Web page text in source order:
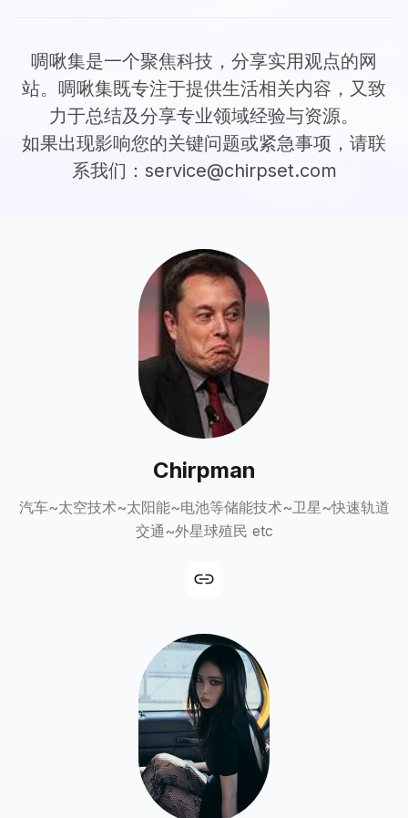
啁啾集是一个聚焦科技，分享实用观点的网
站。啁啾集既专注于提供生活相关内容，又致
力于总结及分享专业领域经验与资源。
如果出现影响您的关键问题或紧急事项，请联
系我们： service@chirpset.com
Chirpman
汽车~太空技术~太阳能~电池等储能技术~卫星~快速轨道
交通~外星球殖民 etc